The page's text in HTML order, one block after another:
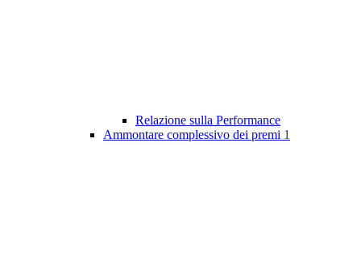
Relazione sulla Performance
Ammontare complessivo dei premi 1